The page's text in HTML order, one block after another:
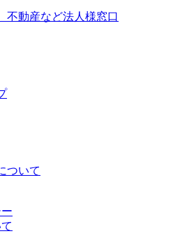
不動産など法人様窓口
ついて